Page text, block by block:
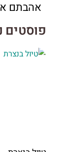
אהבתם
פוסטים